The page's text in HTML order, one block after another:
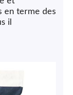
en terme des
il